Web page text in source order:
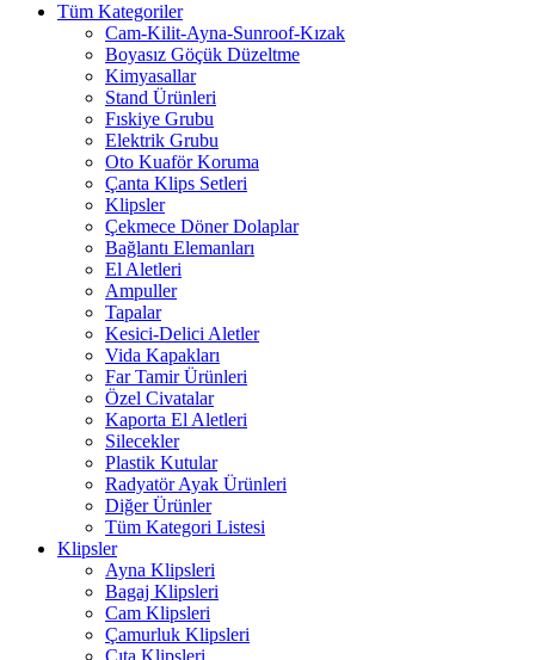
Tüm Kategoriler
Cam-Kilit-Ayna-Sunroof-Kızak
Boyasız Göçük Düzeltme
Kimyasallar
Stand Ürünleri
Fıskiye Grubu
Elektrik Grubu
Oto Kuaför Koruma
Çanta Klips Setleri
Klipsler
Çekmece Döner Dolaplar
Bağlantı Elemanları
El Aletleri
Ampuller
Tapalar
Kesici-Delici Aletler
Vida Kapakları
Far Tamir Ürünleri
Özel Civatalar
Kaporta El Aletleri
Silecekler
Plastik Kutular
Radyatör Ayak Ürünleri
Diğer Ürünler
Tüm Kategori Listesi
Klipsler
Ayna Klipsleri
Bagaj Klipsleri
Cam Klipsleri
Çamurluk Klipsleri
Çıta Klipsleri